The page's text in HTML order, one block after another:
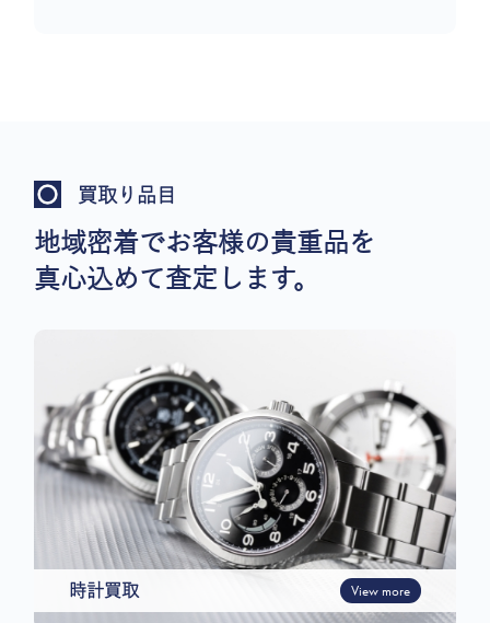
買取り品目
地域密着でお客様の貴重品を
真心込めて査定します。
時計買取 View more